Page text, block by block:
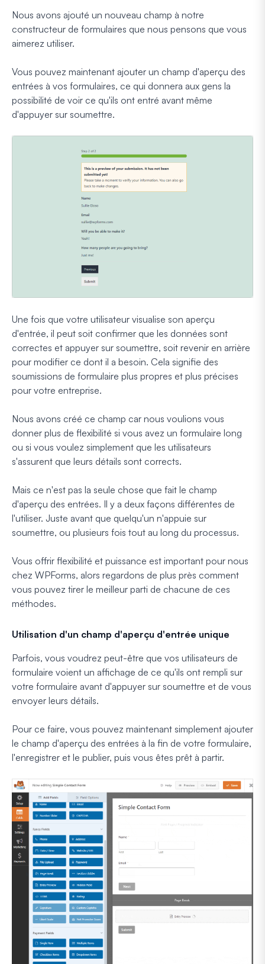
Nous avons ajouté un nouveau champ à notre
constructeur de formulaires que nous pensons que vous
aimerez utiliser.
Vous pouvez maintenant ajouter un champ d'aperçu des
entrées à vos formulaires, ce qui donnera aux gens la
possibilité de voir ce qu'ils ont entré avant même
d'appuyer sur soumettre.
Une fois que votre utilisateur visualise son aperçu
d'entrée, il peut soit confirmer que les données sont
correctes et appuyer sur soumettre, soit revenir en arrière
pour modifier ce dont il a besoin. Cela signifie des
soumissions de formulaire plus propres et plus précises
pour votre entreprise.
Nous avons créé ce champ car nous voulions vous
donner plus de flexibilité si vous avez un formulaire long
ou si vous voulez simplement que les utilisateurs
s'assurent que leurs détails sont corrects.
Mais ce n'est pas la seule chose que fait le champ
d'aperçu des entrées. Il y a deux façons différentes de
l'utiliser. Juste avant que quelqu'un n'appuie sur
soumettre, ou plusieurs fois tout au long du processus.
Vous offrir flexibilité et puissance est important pour nous
chez WPForms, alors regardons de plus près comment
vous pouvez tirer le meilleur parti de chacune de ces
méthodes.
Utilisation d'un champ d'aperçu d'entrée unique
Parfois, vous voudrez peut-être que vos utilisateurs de
formulaire voient un affichage de ce qu'ils ont rempli sur
votre formulaire avant d'appuyer sur soumettre et de vous
envoyer leurs détails.
Pour ce faire, vous pouvez maintenant simplement ajouter
le champ d'aperçu des entrées à la fin de votre formulaire,
l'enregistrer et le publier, puis vous êtes prêt à partir.